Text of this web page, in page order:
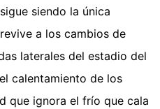
siendo la única
a los cambios de
laterales del estadio del
calentamiento de los
que ignora el frío que cala